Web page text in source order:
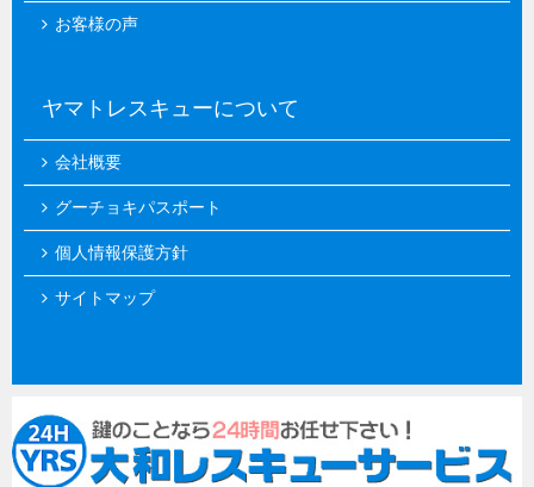
お客様の声
ヤマトレスキューについて
会社概要
グーチョキパスポート
個人情報保護方針
サイトマップ